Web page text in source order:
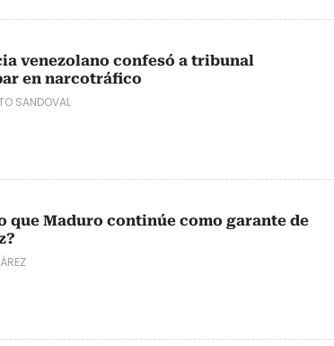
venezolano confesó a tribunal
en narcotráfico
SANDOVAL
que Maduro continúe como garante de